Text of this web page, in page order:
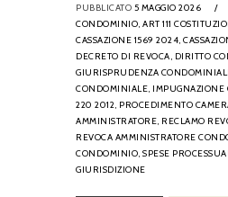
PUBBLICATO 5 MAGGIO 2026 /
CONDOMINIO, ART 111
CASSAZIONE 1569 2024,
DECRETO DI REVOCA, DIRITTO
GIURISPRUDENZA
CONDOMINIALE, IMPUGNAZIONE
220 2012, PROCEDIMENTO
AMMINISTRATORE, RECLAMO
REVOCA AMMINISTRATORE
CONDOMINIO, SPESE
GIURISDIZIONE